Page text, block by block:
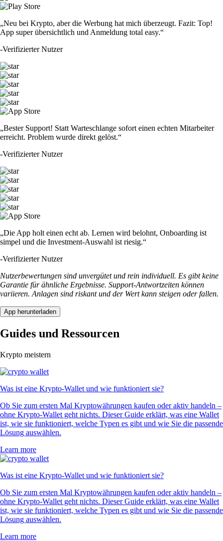
„Neu bei Krypto, aber die Werbung hat mich überzeugt. Fazit: Top!
App super übersichtlich und Anmeldung total easy.“
-Verifizierter Nutzer
„Bester Support! Statt Warteschlange sofort einen echten Mitarbeiter
erreicht. Problem wurde direkt gelöst.“
-Verifizierter Nutzer
„Die App holt einen echt ab. Lernen wird belohnt, Onboarding ist
simpel und die Investment-Auswahl ist riesig.“
-Verifizierter Nutzer
Nutzerbewertungen sind unvergütet und rein individuell. Es gibt keine
Garantie für ähnliche Ergebnisse. Support-Antwortzeiten können
variieren. Anlagen sind riskant und der Wert kann steigen oder fallen.
App herunterladen
Guides und Ressourcen
Krypto meistern
Was ist eine Krypto-Wallet und wie funktioniert sie?
Ob Sie zum ersten Mal Kryptowährungen kaufen oder aktiv handeln –
ohne Krypto-Wallet geht nichts. Dieser Guide erklärt, was eine Wallet
ist, wie sie funktioniert, welche Typen es gibt und wie Sie die passende
Lösung auswählen.
Learn more
Was ist eine Krypto-Wallet und wie funktioniert sie?
Ob Sie zum ersten Mal Kryptowährungen kaufen oder aktiv handeln –
ohne Krypto-Wallet geht nichts. Dieser Guide erklärt, was eine Wallet
ist, wie sie funktioniert, welche Typen es gibt und wie Sie die passende
Lösung auswählen.
Learn more